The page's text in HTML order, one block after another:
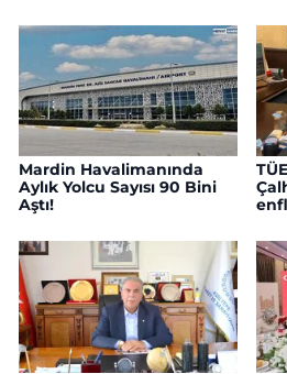
Mardin Havalimanında
Aylık Yolcu Sayısı 90 Bini
Aştı!